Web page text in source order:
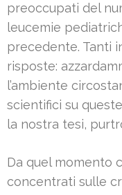
preoccupati del
leucemie
precedente. Tanti
risposte:
l’ambiente
scientifici su
la nostra tesi,
Da quel momento
concentrati sulle